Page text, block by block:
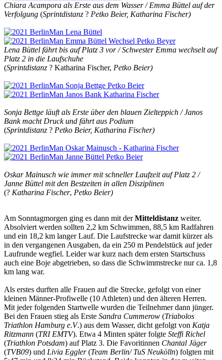
Chiara Acampora als Erste aus dem Wasser / Emma Büttel auf der
Verfolgung (Sprintdistanz ? Petko Beier, Katharina Fischer)
Lena Büttel fährt bis auf Platz 3 vor / Schwester Emma wechselt auf
Platz 2 in die Laufschuhe
(Sprintdistanz ? Katharina Fischer, Petko Beier)
Sonja Bettge läuft als Erste über den blauen Zielteppich / Janos
Bank macht Druck und fährt aus Podium
(Sprintdistanz ? Petko Beier, Katharina Fischer)
Oskar Mainusch wie immer mit schneller Laufzeit auf Platz 2 /
Janne Büttel mit den Bestzeiten in allen Disziplinen
(? Katharina Fischer, Petko Beier)
Am Sonntagmorgen ging es dann mit derMitteldistanz weiter.
Absolviert werden sollten 2,2 km Schwimmen, 88,5 km Radfahren
und ein 18,2 km langer Lauf. Die Laufstrecke war damit kürzer als
in den vergangenen Ausgaben, da ein 250 m Pendelstück auf jeder
Laufrunde wegfiel. Leider war kurz nach dem ersten Startschuss
auch eine Boje abgetrieben, so dass die Schwimmstrecke nur ca. 1,8
km lang war.
Als erstes durften alle Frauen auf die Strecke, gefolgt von einer
kleinen Männer-Profiwelle (10 Athleten) und den älteren Herren.
Mit jeder folgenden Startwelle wurden die Teilnehmer dann jünger.
Bei den Frauen stieg als Erste Sandra Cummerow (Triabolos
Triathlon Hamburg e.V.) aus dem Wasser, dicht gefolgt von Katja
Ritzmann (TRI EMTV). Etwa 4 Minten später folgte Steffi Richel
(Triathlon Potsdam) auf Platz 3. Die Favoritinnen Chantal Jäger
(TVB09) und Livia Eggler(Team Berlin/ TuS Neukölln) folgten mit